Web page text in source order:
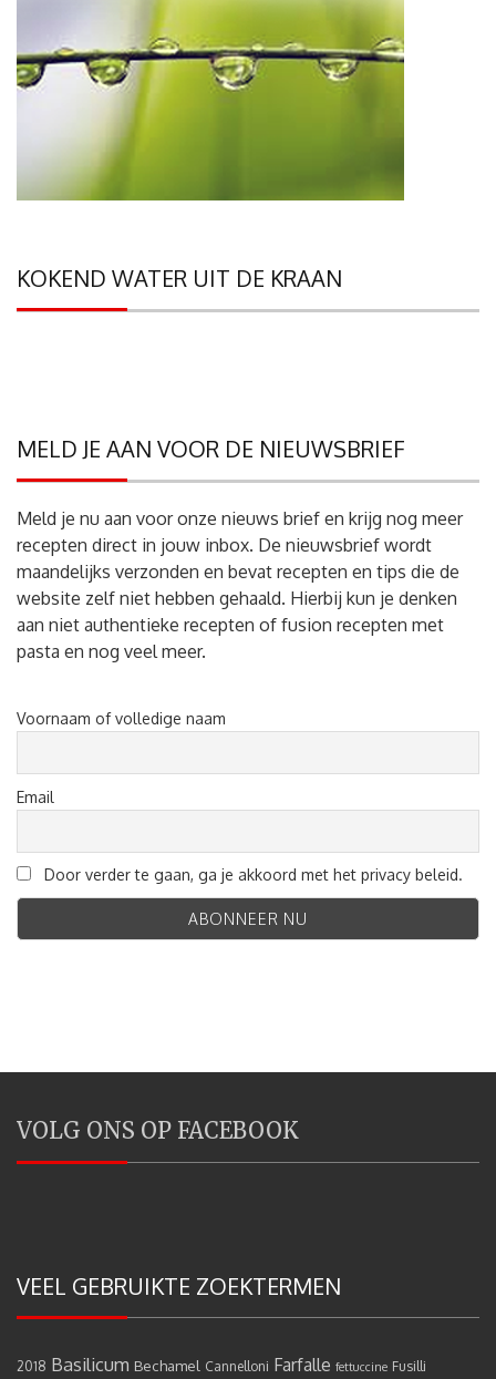
KOKEND WATER UIT DE KRAAN
MELD JE AAN VOOR DE NIEUWSBRIEF
Meld je nu aan voor onze nieuws brief en krijg nog meer
recepten direct in jouw inbox. De nieuwsbrief wordt
maandelijks verzonden en bevat recepten en tips die de
website zelf niet hebben gehaald. Hierbij kun je denken
aan niet authentieke recepten of fusion recepten met
pasta en nog veel meer.
Voornaam of volledige naam
Email
Door verder te gaan, ga je akkoord met het privacy beleid.
VOLG ONS OP FACEBOOK
VEEL GEBRUIKTE ZOEKTERMEN
2018 Basilicum Bechamel Cannelloni Farfalle fettuccine Fusilli